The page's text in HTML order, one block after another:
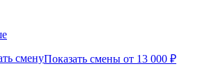
сменуПоказать смены от 13 000 ₽